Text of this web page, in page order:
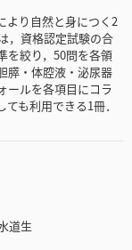
より自然と身につく2
，資格認定試験の合
を絞り，50問を各領
膵・体腔液・泌尿器
ールを各項目にコラ
も利用できる1冊．
道生